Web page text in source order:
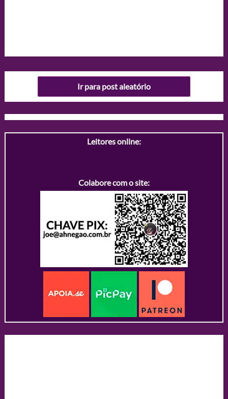
Ir para post aleatório
Leitores online:
Colabore com o site: